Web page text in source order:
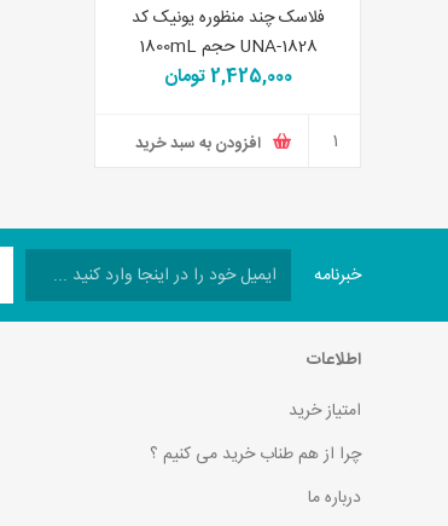
فلاسک چند منظوره یونیک کد
UNA-1828 حجم 1800mL
2,425,000 تومان
افزودن به سبد خرید
خبرنامه
اطلاعات
امتیاز خرید
چرا از هم طناب خرید می کنیم ؟
درباره ما